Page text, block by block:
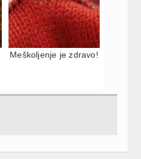
Meškoljenje je zdravo!